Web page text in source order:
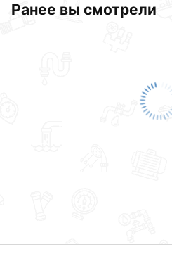
Ранее вы смотрели